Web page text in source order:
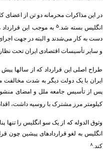
انگلیس بسته شد.۵ به موجب این
و سایر تأسیسات اقتصادی ایران تحت
طراح اصلی این قرارداد که از سالها
ایران با یک دولت دیگر به شدت مخالفت
پس از تأسیس جامعه ملل و امضای
کیلومتر مرز مشترک با روسیه داشت،
وثوق الدوله که از یک سو انگلیس را تنها
کند.۸